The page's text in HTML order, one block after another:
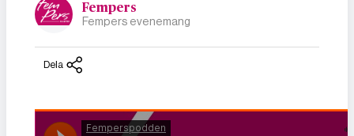
Fempers
Fempers evenemang
Dela